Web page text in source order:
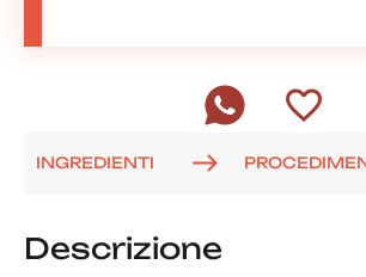
INGREDIENTI
Descrizione